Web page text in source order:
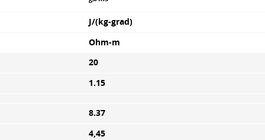
J/(kg-grad)
Ohm-m
20
1.15
8.37
4,45